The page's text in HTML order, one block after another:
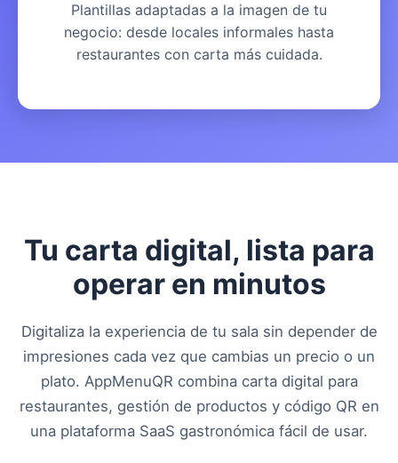
Plantillas adaptadas a la imagen de tu
negocio: desde locales informales hasta
restaurantes con carta más cuidada.
Tu carta digital, lista para
operar en minutos
Digitaliza la experiencia de tu sala sin depender de
impresiones cada vez que cambias un precio o un
plato. AppMenuQR combina carta digital para
restaurantes, gestión de productos y código QR en
una plataforma SaaS gastronómica fácil de usar.